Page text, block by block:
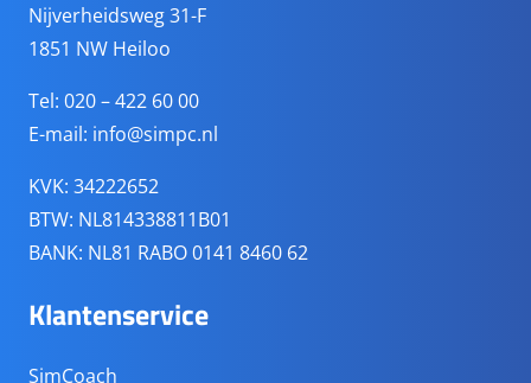
Nijverheidsweg 31-F
1851 NW Heiloo
Tel: 020 – 422 60 00
E-mail: info@simpc.nl
KVK: 34222652
BTW: NL814338811B01
BANK: NL81 RABO 0141 8460 62
Klantenservice
SimCoach